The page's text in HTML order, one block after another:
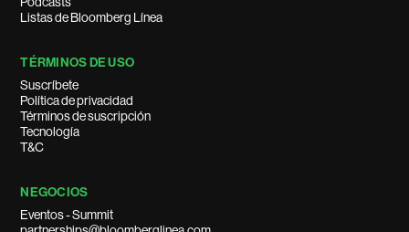
Listas de Bloomberg Línea
TÉRMINOS DE USO
Suscríbete
Política de privacidad
Términos de suscripción
Tecnología
T&C
NEGOCIOS
Eventos - Summit